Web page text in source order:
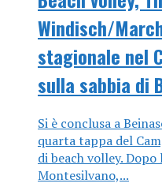
Windisch/
stagionale nel
sulla sabbia di
Si è conclusa a
quarta tappa del
di beach volley.
Montesilvano,...